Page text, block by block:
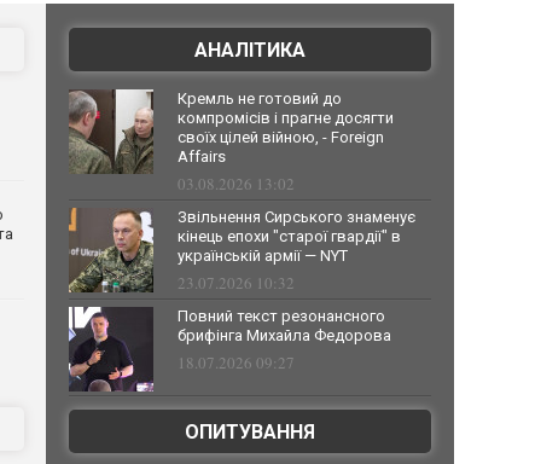
АНАЛІТИКА
Кремль не готовий до
компромісів і прагне досягти
своїх цілей війною, - Foreign
Affairs
03.08.2026 13:02
Звільнення Сирського знаменує
кінець епохи "старої гвардії" в
українській армії — NYT
23.07.2026 10:32
Повний текст резонансного
брифінга Михайла Федорова
18.07.2026 09:27
ОПИТУВАННЯ